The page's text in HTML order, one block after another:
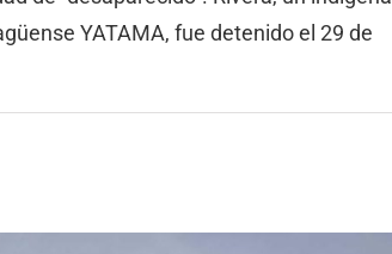
YATAMA, fue detenido el 29 de